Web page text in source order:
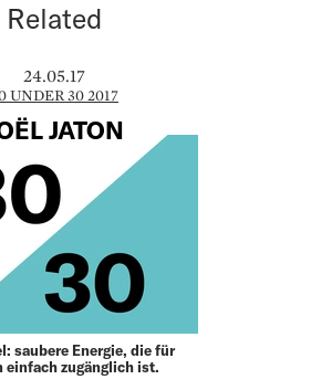
Related
24.05.17
UNDER 30 2017
JATON
saubere Energie, die für
einfach zugänglich ist.